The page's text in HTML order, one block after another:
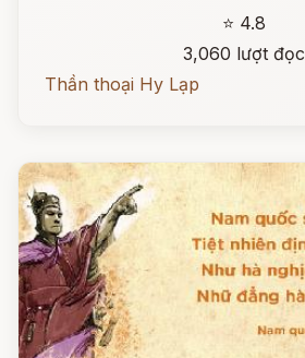
⭐ 4.8
3,060 lượt đọc
Thần thoại Hy Lạp